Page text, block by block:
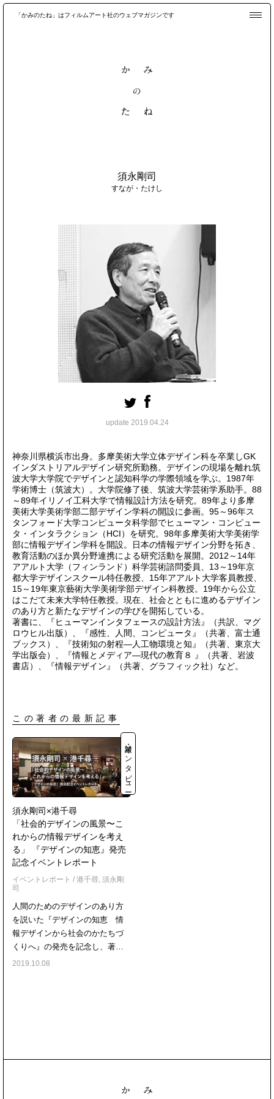
「かみのたね」はフィルムアート社のウェブマガジンです
須永剛司
すなが・たけし
update 2019.04.24
神奈川県横浜市出身。多摩美術大学立体デザイン科を卒業しGK
インダストリアルデザイン研究所勤務。デザインの現場を離れ筑
波大学大学院でデザインと認知科学の学際領域を学ぶ。1987年
学術博士（筑波大）。大学院修了後、筑波大学芸術学系助手。88
～89年イリノイ工科大学で情報設計方法を研究。89年より多摩
美術大学美術学部二部デザイン学科の開設に参画。95～96年ス
タンフォード大学コンピュータ科学部でヒューマン・コンピュー
タ・インタラクション（HCI）を研究。98年多摩美術大学美術学
部に情報デザイン学科を開設。日本の情報デザイン分野を拓き、
教育活動のほか異分野連携による研究活動を展開。2012～14年
アアルト大学（フィンランド）科学芸術諮問委員、13～19年京
都大学デザインスクール特任教授、15年アアルト大学客員教授、
15～19年東京藝術大学美術学部デザイン科教授。19年から公立
はこだて未来大学特任教授。現在、社会とともに進めるデザイン
のあり方と新たなデザインの学びを開拓している。
著書に、『ヒューマンインタフェースの設計方法』（共訳、マグ
ロウヒル出版）、『感性、人間、コンピュータ』（共著、富士通
ブックス）、『技術知の射程―人工物環境と知』（共著、東京大
学出版会）、『情報とメディア―現代の教育８ 』（共著、岩波
書店）、『情報デザイン』（共著、グラフィック社）など。
この著者の最新記事
対談・インタビュー
須永剛司×港千尋
「社会的デザインの風景〜こ
れからの情報デザインを考え
る」 『デザインの知恵』発売
記念イベントレポート
イベントレポート / 港千尋 須永剛
司
人間のためのデザインのあり方
を説いた『デザインの知恵 情
報デザインから社会のかたちづ
くりへ』の発売を記念し、著…
2019.10.08